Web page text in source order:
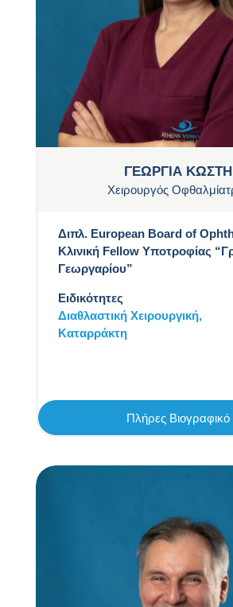
ΓΕΩΡΓΙΑ ΚΩΣΤΗ
Χειρουργός
Διπλ. European Board of
Κλινική Fellow Υποτροφίας
Γεωργαρίου”
Ειδικότητες
Διαθλαστική Χειρουργική,
Καταρράκτη
Πλήρες Βιογραφικό